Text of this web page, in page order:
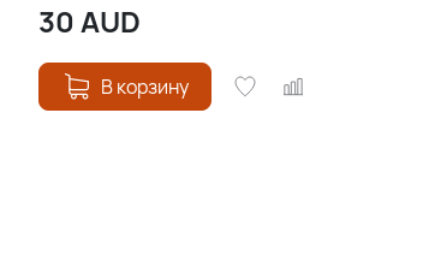
30AUD
В корзину